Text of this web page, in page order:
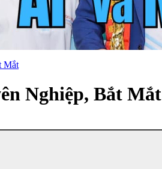
Mắt
Nghiệp, Bắt Mắt